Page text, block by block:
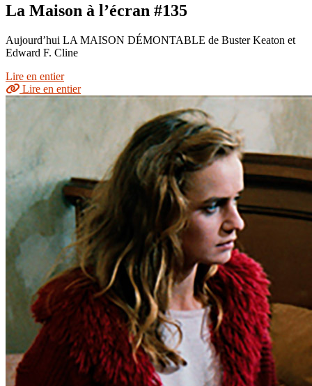
La Maison à l’écran #135
Aujourd’hui LA MAISON DÉMONTABLE de Buster Keaton et
Edward F. Cline
Lire en entier
Lire en entier